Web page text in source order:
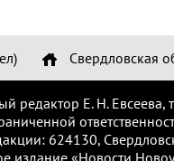
Свердловская
редактор Е. Н.
624130,